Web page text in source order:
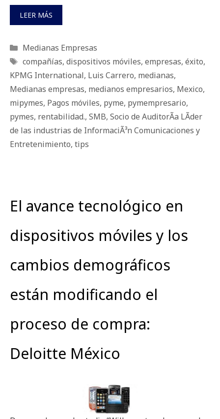
LEER MÁS
Categorías
Medianas Empresas
Etiquetas
compañías, dispositivos móviles, empresas, éxito,
KPMG International, Luis Carrero, medianas,
Medianas empresas, medianos empresarios, Mexico,
mipymes, Pagos móviles, pyme, pymempresario,
pymes, rentabilidad., SMB, Socio de AuditorÃ­a LÃ­der
de las industrias de InformaciÃ³n Comunicaciones y
Entretenimiento, tips
El avance tecnológico en
dispositivos móviles y los
cambios demográficos
están modificando el
proceso de compra:
Deloitte México